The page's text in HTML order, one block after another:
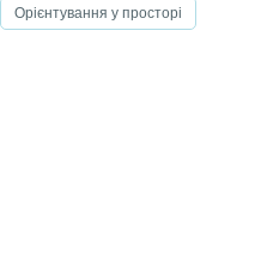
Орієнтування у просторі